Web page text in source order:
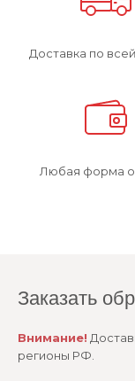
Доставка по
Любая форма
Заказать
Внимание!
регионы РФ.